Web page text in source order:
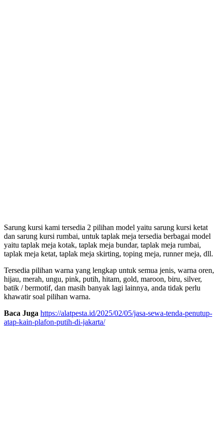
Sarung kursi kami tersedia 2 pilihan model yaitu sarung kursi ketat
dan sarung kursi rumbai, untuk taplak meja tersedia berbagai model
yaitu taplak meja kotak, taplak meja bundar, taplak meja rumbai,
taplak meja ketat, taplak meja skirting, toping meja, runner meja, dll.
Tersedia pilihan warna yang lengkap untuk semua jenis, warna oren,
hijau, merah, ungu, pink, putih, hitam, gold, maroon, biru, silver,
batik / bermotif, dan masih banyak lagi lainnya, anda tidak perlu
khawatir soal pilihan warna.
Baca Juga https://alatpesta.id/2025/02/05/jasa-sewa-tenda-penutup-
atap-kain-plafon-putih-di-jakarta/